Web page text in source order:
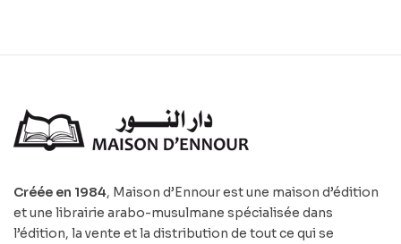
Créée en 1984, Maison d’Ennour est une maison d’édition
et une librairie arabo-musulmane spécialisée dans
l’édition, la vente et la distribution de tout ce qui se